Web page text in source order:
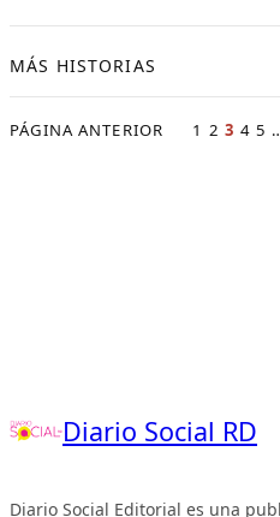
MÁS HISTORIAS
PÁGINA ANTERIOR 1 2 3 4 5
Diario Social RD
Diario Social Editorial es una